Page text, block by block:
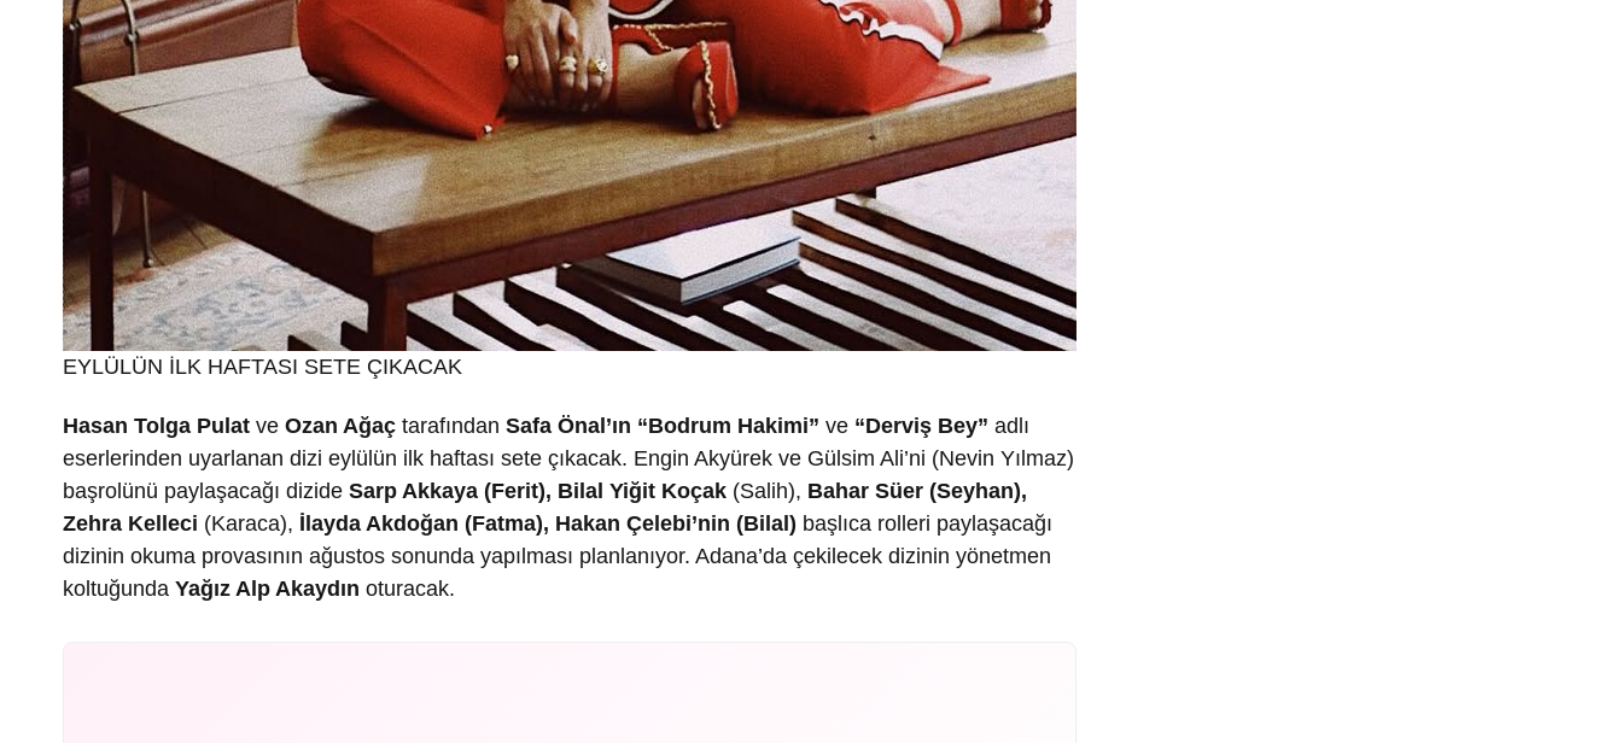
EYLÜLÜN İLK HAFTASI SETE ÇIKACAK
Hasan Tolga Pulat ve Ozan Ağaç tarafından Safa Önal’ın “Bodrum Hakimi” ve “Derviş Bey” adlı
eserlerinden uyarlanan dizi eylülün ilk haftası sete çıkacak. Engin Akyürek ve Gülsim Ali’ni (Nevin Yılmaz)
başrolünü paylaşacağı dizide Sarp Akkaya (Ferit), Bilal Yiğit Koçak (Salih), Bahar Süer (Seyhan),
Zehra Kelleci (Karaca), İlayda Akdoğan (Fatma), Hakan Çelebi’nin (Bilal) başlıca rolleri paylaşacağı
dizinin okuma provasının ağustos sonunda yapılması planlanıyor. Adana’da çekilecek dizinin yönetmen
koltuğunda Yağız Alp Akaydın oturacak.